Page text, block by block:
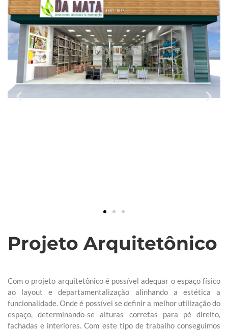
Projeto Arquitetônico
Com o projeto arquitetônico é possível adequar o espaço físico
ao layout e departamentalização alinhando a estética a
funcionalidade. Onde é possível se definir a melhor utilização do
espaço, determinando-se alturas corretas para pé direito,
fachadas e interiores. Com este tipo de trabalho conseguimos